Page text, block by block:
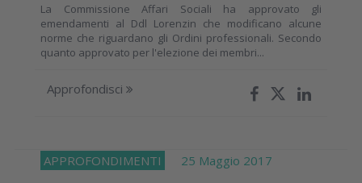
La Commissione Affari Sociali ha approvato gli
emendamenti al Ddl Lorenzin che modificano alcune
norme che riguardano gli Ordini professionali. Secondo
quanto approvato per l'elezione dei membri...
Approfondisci
APPROFONDIMENTI 25 Maggio 2017